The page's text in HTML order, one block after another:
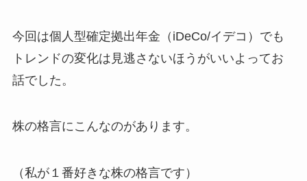
今回は個人型確定拠出年金（iDeCo/イデコ）でも
トレンドの変化は見逃さないほうがいいよってお
話でした。
株の格言にこんなのがあります。
（私が１番好きな株の格言です）